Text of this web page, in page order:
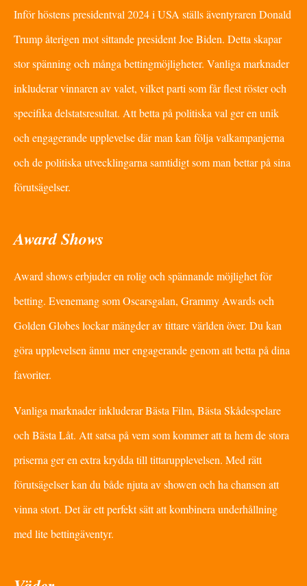
Inför höstens presidentval 2024 i USA ställs äventyraren Donald
Trump återigen mot sittande president Joe Biden. Detta skapar
stor spänning och många bettingmöjligheter. Vanliga marknader
inkluderar vinnaren av valet, vilket parti som får flest röster och
specifika delstatsresultat. Att betta på politiska val ger en unik
och engagerande upplevelse där man kan följa valkampanjerna
och de politiska utvecklingarna samtidigt som man bettar på sina
förutsägelser.
Award Shows
Award shows erbjuder en rolig och spännande möjlighet för
betting. Evenemang som Oscarsgalan, Grammy Awards och
Golden Globes lockar mängder av tittare världen över. Du kan
göra upplevelsen ännu mer engagerande genom att betta på dina
favoriter.
Vanliga marknader inkluderar Bästa Film, Bästa Skådespelare
och Bästa Låt. Att satsa på vem som kommer att ta hem de stora
priserna ger en extra krydda till tittarupplevelsen. Med rätt
förutsägelser kan du både njuta av showen och ha chansen att
vinna stort. Det är ett perfekt sätt att kombinera underhållning
med lite bettingäventyr.